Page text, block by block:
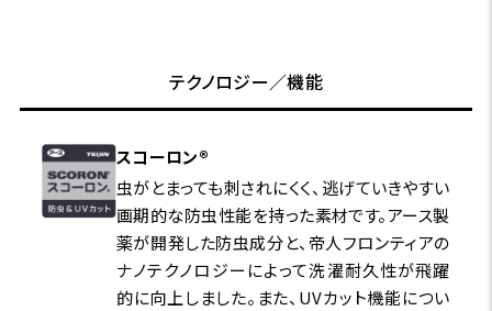
テクノロジー／機能
スコーロン®
虫がとまっても刺されにくく、逃げていきやすい
画期的な防虫性能を持った素材です。アース製
薬が開発した防虫成分と、帝人フロンティアの
ナノテクノロジーによって洗濯耐久性が飛躍
的に向上しました。また、UVカット機能につい